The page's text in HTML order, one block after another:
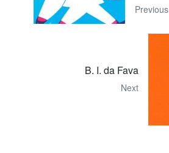
Previous
B. I. da Fava
Next